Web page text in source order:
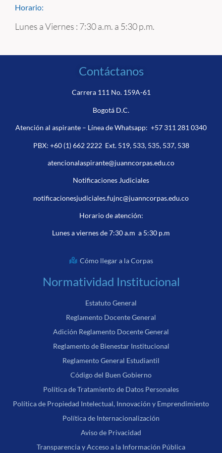
Horario:
Lunes a Viernes : 7:30 a.m. a 5:30 p.m.
Contáctanos
Carrera 111 No. 159A-61
Bogotá D.C.
Atención al aspirante – Línea de Whatsapp: +57 311 281 0340
PBX: +60 (1) 662 2222Ext. 519, 533, 535, 537, 538
atencionalaspirante@juanncorpas.edu.co
Notificaciones Judiciales
notificacionesjudiciales.fujnc@juanncorpas.edu.co
Horario de atención:
Lunes a viernes de 7:30 a.m a 5:30 p.m
Cómo llegar a la Corpas
Normatividad Institucional
Estatuto General
Reglamento Docente General
Adición Reglamento Docente General
Reglamento de Bienestar Institucional
Reglamento General Estudiantil
Código del Buen Gobierno
Política de Tratamiento de Datos Personales
Política de Propiedad Intelectual, Innovación y Emprendimiento
Política de Internacionalización
Aviso de Privacidad
Transparencia y Acceso a la Información Pública